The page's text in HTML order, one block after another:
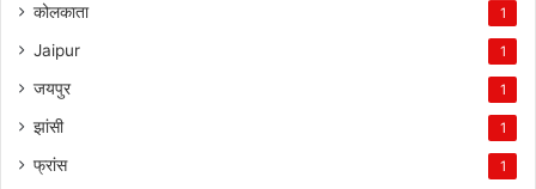
कोलकाता 1
Jaipur 1
जयपुर 1
झांसी 1
फ्रांस 1